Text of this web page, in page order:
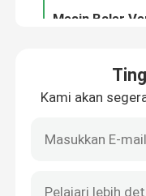
Minta Kutipan
Mesin Baler
Kami akan